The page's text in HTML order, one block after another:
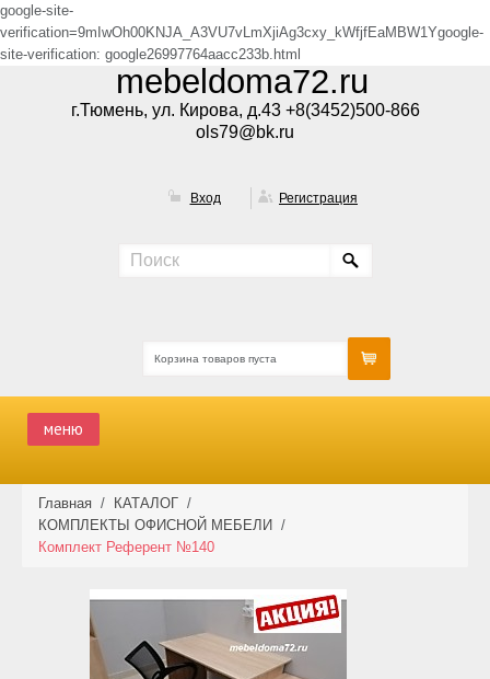
google-site-
verification=9mIwOh00KNJA_A3VU7vLmXjiAg3cxy_kWfjfEaMBW1Ygoogle-
site-verification: google26997764aacc233b.html
mebeldoma72.ru
г.Тюмень, ул. Кирова, д.43 +8(3452)500-866
ols79@bk.ru
Вход Регистрация
Корзина товаров пуста
меню
КАТАЛОГ
АКЦИИ
ФОТО РАБОТ
Главная / КАТАЛОГ /
КОМПЛЕКТЫ ОФИСНОЙ МЕБЕЛИ /
Комплект Референт №140